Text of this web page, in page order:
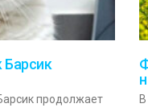
Барсик
продолжает